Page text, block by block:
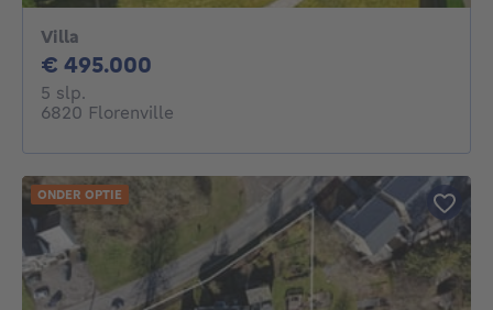
Villa
€ 495.000
5 slp.
6820 Florenville
ONDER OPTIE